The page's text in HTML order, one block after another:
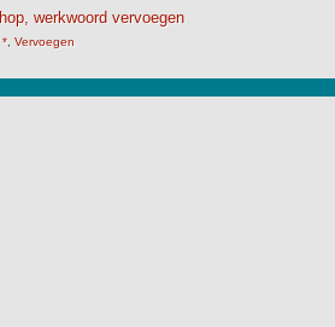
werkwoord vervoegen
* Vervoegen